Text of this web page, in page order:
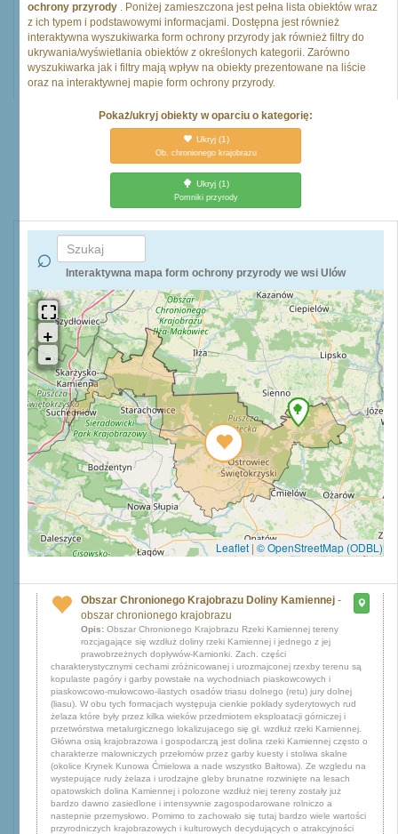
ochrony przyrody . Poniżej zamieszczona jest pełna lista obiektów wraz
z ich typem i podstawowymi informacjami. Dostępna jest również
interaktywna wyszukiwarka form ochrony przyrody jak również filtry do
ukrywania/wyświetlania obiektów z określonych kategorii. Zarówno
wyszukiwarka jak i filtry mają wpływ na obiekty prezentowane na liście
oraz na interaktywnej mapie form ochrony przyrody.
Pokaż/ukryj obiekty w oparciu o kategorię:
Ukryj(1)
Ob. chronionego krajobrazu
Ukryj(1)
Pomniki przyrody
Interaktywna mapa form ochrony przyrody we wsi Ulów
Leaflet | © OpenStreetMap (ODBL)
Obszar Chronionego Krajobrazu Doliny Kamiennej -
obszar chronionego krajobrazu
Opis: Obszar Chronionego Krajobrazu Rzeki Kamiennej tereny
rozcjagające się wzdłuż doliny rzeki Kamiennej i jednego z jej
prawobrzeżnych dopływów-Kamionki. Zach. części
charakterystycznymi cechami zróżnicowanej i urozmajconej rzexby terenu są
kopulaste pagóry i garby powstałe na wychodniach piaskowcowych i
piaskowcowo-mułowcowo-ilastych osadów triasu dolnego (retu) jury dolnej
(liasu). W obu tych formacjach występuja cienkie pokłady syderytowych rud
żelaza które były przez kilka wieków przedmiotem eksploatacji górniczej i
przetwórstwa metalurgicznego lokalizujacego się gł. wzdłuż rzeki Kamiennej.
Główna osią krajobrazowa i gospodarczą jest dolina rzeki Kamiennej często o
charakterze malowniczych przełomów przez garby kuesty i stoliwa skalne
(okolice Krynek Kunowa Ćmielowa a nade wszystko Bałtowa). Ze wzgledu na
wystepujące rudy żelaza i urodzajne gleby brunatne rozwinięte na lesach
opatowskich dolina Kamiennej i polozone wzdłuż niej tereny zostały już
bardzo dawno zasiedlone i intensywnie zagospodarowane rolniczo a
nastepnie przemysłowo. Pomimo to zachowało się tutaj bardzo wiele wartości
przyrodniczych krajobrazowych i kulturowych decydujących o atrakcyjności